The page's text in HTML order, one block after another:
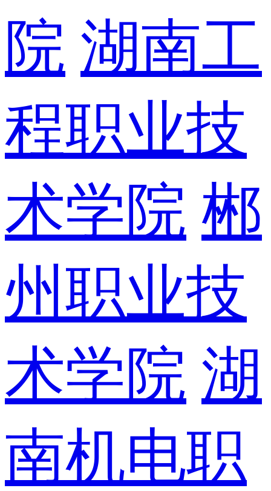
院 湖南工
程职业技
术学院 郴
州职业技
术学院 湖
南机电职